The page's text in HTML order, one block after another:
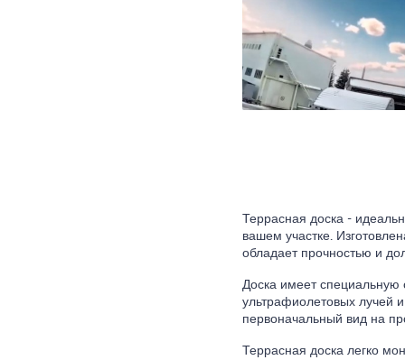
Террасная доска -
вашем участке.
обладает прочностью и
Доска имеет специальную
ультрафиолетовых лучей
первоначальный вид на
Террасная доска легко